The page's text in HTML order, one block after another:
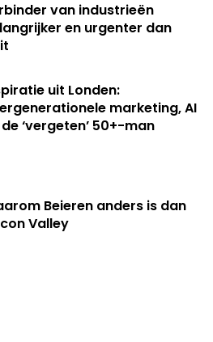
van industrieën
en urgenter dan
uit Londen:
marketing, AI
‘vergeten’ 50+-man
Beieren anders is dan
Valley